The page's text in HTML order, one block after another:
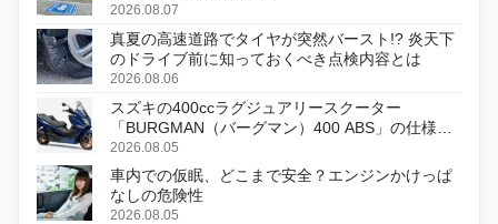
2026.08.07
真夏の高速道路でタイヤが突然バースト!? 炎天下
のドライブ前に知っておくべき点検内容とは
2026.08.06
スズキの400ccラグジュアリースクーター
「BURGMAN（バーグマン）400 ABS」の仕様を
変更し、8月18日に発売
2026.08.05
車内での仮眠、どこまで安全？エンジンかけっぱ
なしの危険性
2026.08.05